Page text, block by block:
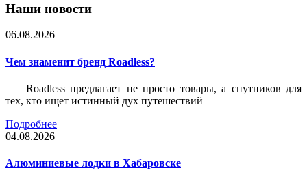
Наши новости
06.08.2026
Чем знаменит бренд Roadless?
Roadless предлагает не просто товары, а спутников для
тех, кто ищет истинный дух путешествий
Подробнее
04.08.2026
Алюминиевые лодки в Хабаровске